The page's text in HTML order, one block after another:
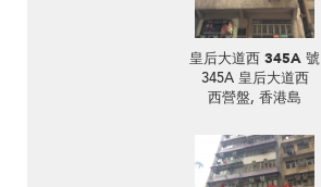
皇后大道西 345A 號
345A 皇后大道西
西營盤, 香港島